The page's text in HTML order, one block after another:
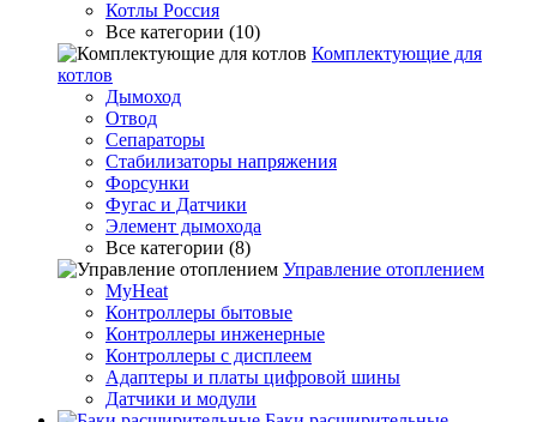
Котлы Россия
Все категории (10)
Комплектующие для
котлов
Дымоход
Отвод
Сепараторы
Стабилизаторы напряжения
Форсунки
Фугас и Датчики
Элемент дымохода
Все категории (8)
Управление отоплением
MyHeat
Контроллеры бытовые
Контроллеры инженерные
Контроллеры с дисплеем
Адаптеры и платы цифровой шины
Датчики и модули